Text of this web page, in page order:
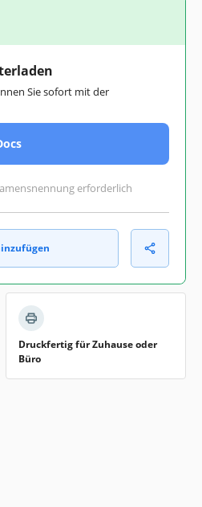
Sie sofort mit der
erforderlich
Druckfertig für Zuhause oder
Büro